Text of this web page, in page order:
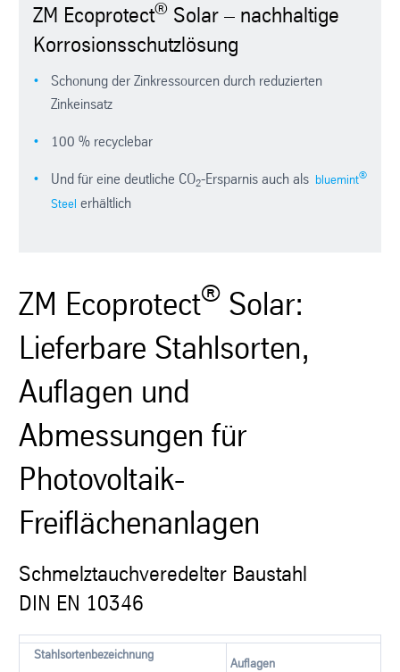
ZM Ecoprotect® Solar – nachhaltige
Korrosionsschutzlösung
Schonung der Zinkressourcen durch reduzierten
Zinkeinsatz
100 % recyclebar
Und für eine deutliche CO2-Ersparnis auch als bluemint®
Steel erhältlich
ZM Ecoprotect® Solar:
Lieferbare Stahlsorten,
Auflagen und
Abmessungen für
Photovoltaik-
Freiflächenanlagen
Schmelztauchveredelter Baustahl
DIN EN 10346
Stahlsortenbezeichnung
Auflagen